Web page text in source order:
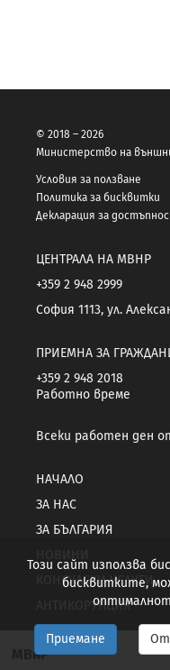
МВнР
© 2018 – 2026
Министерство на
Условия за ползване
Политика за бисквитки
Декларация за
ЦЕНТРАЛА НА МВНР
+359 2 948 2999
София 1113, ул.
ПРИЕМНА ЗА
+359 2 948 2018
Работно време
Всеки работен ден
НАЧАЛО
ЗА НАС
ЗА БЪЛГАРИЯ
КОНСУЛСКИ УСЛУГИ
АНТИКОРУПЦИЯ
Този сайт използва
бисквитките,
Приемане